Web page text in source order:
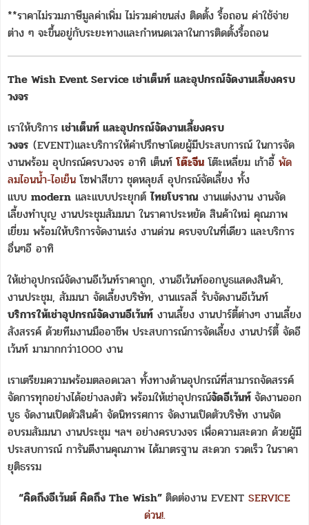
**ราคาไม่รวมภาษีมูลค่าเพิ่ม ไม่รวมค่าขนส่ง ติดตั้ง รื้อถอน ค่าใช้จ่าย
ต่าง ๆ จะขึ้นอยู่กับระยะทางและกำหนดเวลาในการติดตั้งรื้อถอน
The Wish Event Service เช่าเต็นท์ และอุปกรณ์จัดงานเลี้ยงครบ
วงจร
เราให้บริการ เช่าเต็นท์ และอุปกรณ์จัดงานเลี้ยงครบ
วงจร (EVENT)และบริการให้คำปรึกษาโดยผู้มีประสบการณ์ ในการจัด
งานพร้อม อุปกรณ์ครบวงจร อาทิ เต็นท์โต๊ะจีน โต๊ะเหลี่ยม เก้าอี้ พัด
ลมไอนน้ำ-ไอเย็น โซฟาสีขาว ชุดหลุยส์ อุปกรณ์จัดเลี้ยง ทั้ง
แบบ modern และแบบประยุกต์ไทยโบราณ งานแต่งงาน งานจัด
เลี้ยงทำบุญ งานประชุมสัมมนา ในราคาประหยัด สินค้าใหม่ คุณภาพ
เยี่ยม พร้อมให้บริการจัดงานเร่ง งานด่วน ครบจบในที่เดียว และบริการ
อื่นๆอี อาทิ
ให้เช่าอุปกรณ์จัดงานอีเว้นท์ราคาถูก, งานอีเว้นท์ออกบูธแสดงสินค้า,
งานประชุม, สัมมนา จัดเลี้ยงบริษัท, งานแรลลี่ รับจัดงานอีเว้นท์
บริการให้เช่าอุปกรณ์จัดงานอีเว้นท์ งานเลี้ยง งานปาร์ตี้ต่างๆ งานเลี้ยง
สังสรรค์ ด้วยทีมงานมืออาชีพ ประสบการณ์การจัดเลี้ยง งานปาร์ตี้ จัดอี
เว้นท์ มามากกว่า1000 งาน
เราเตรียมความพร้อมตลอดเวลา ทั้งทางด้านอุปกรณ์ที่สามารถจัดสรรค์
จัดการทุกอย่างได้อย่างลงตัว พร้อมให้เช่าอุปกรณ์จัดอีเว้นท์ จัดงานออก
บูธ จัดงานเปิดตัวสินค้า จัดนิทรรศการ จัดงานเปิดตัวบริษัท งานจัด
อบรมสัมมนา งานประชุม ฯลฯ อย่างครบวงจร เพื่อความสะดวก ด้วยผู้มี
ประสบการณ์ การันตีงานคุณภาพ ได้มาตรฐาน สะดวก รวดเร็ว ในราคา
ยุติธรรม
“คิดถึงอีเว้นต์ คิดถึง The Wish” ติดต่องาน EVENT SERVICE
ด่วน!.